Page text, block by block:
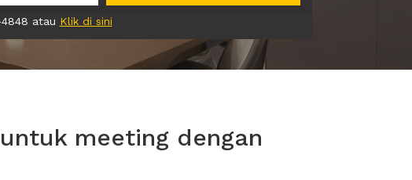
atau Klik di sini
meeting dengan